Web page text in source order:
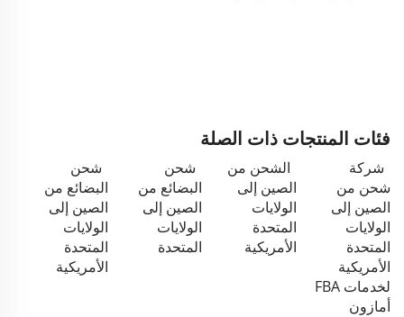
فئات المنتجات ذات الصلة
شركة
شحن من
الصين إلى
الولايات
المتحدة
الأمريكية
لخدمات FBA
أمازون
الشحن من
الصين إلى
الولايات
المتحدة
الأمريكية
شحن
البضائع من
الصين إلى
الولايات
المتحدة
شحن
البضائع من
الصين إلى
الولايات
المتحدة
الأمريكية